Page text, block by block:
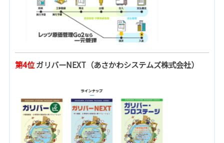
第4位ガリバーNEXT（あさかわシステムズ株式会社）